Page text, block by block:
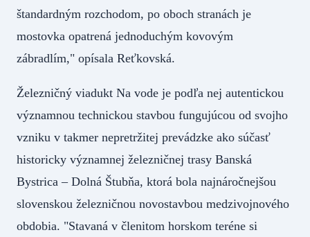
štandardným rozchodom, po oboch stranách je
mostovka opatrená jednoduchým kovovým
zábradlím," opísala Reťkovská.
Železničný viadukt Na vode je podľa nej autentickou
významnou technickou stavbou fungujúcou od svojho
vzniku v takmer nepretržitej prevádzke ako súčasť
historicky významnej železničnej trasy Banská
Bystrica – Dolná Štubňa, ktorá bola najnáročnejšou
slovenskou železničnou novostavbou medzivojnového
obdobia. "Stavaná v členitom horskom teréne si